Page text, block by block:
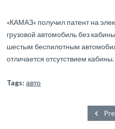
«КАМАЗ» получил патент на
грузовой автомобиль без
шестым беспилотным
отличается отсутствием кабины.
Tags: авто